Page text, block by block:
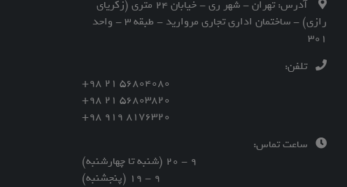
آدرس: تهران - شهر ری - خیابان 24 متری (زکریای
رازی) - ساختمان اداری تجاری مروارید - طبقه 3 - واحد
301
تلفن:
56804080 21 98+
56803820 21 98+
8176320 919 98+
ساعت تماس:
9 - 20 (شنبه تا چهارشنبه)
9 - 19 (پنجشنبه)